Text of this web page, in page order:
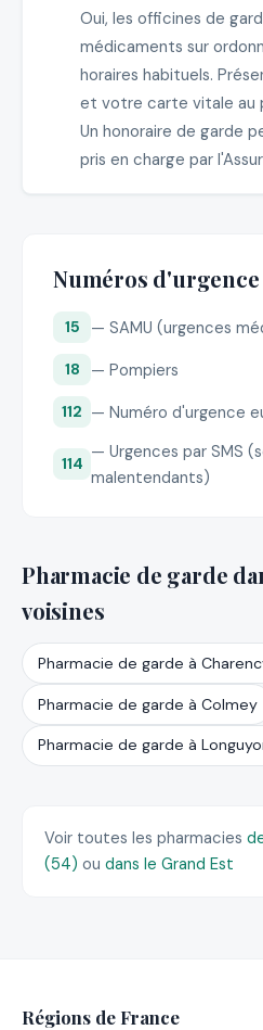
Oui, les officines de
médicaments sur
horaires habituels.
et votre carte vitale au
Un honoraire de garde
pris en charge par
Numéros d'urgence
15 — SAMU (urgences
18 — Pompiers
112 — Numéro d'urgence
114
— Urgences par SMS
malentendants)
Pharmacie de garde
voisines
Pharmacie de garde à
Pharmacie de garde à Colmey
Pharmacie de garde à
Voir toutes les pharmacies
(54) ou dans le Grand Est
Régions de France